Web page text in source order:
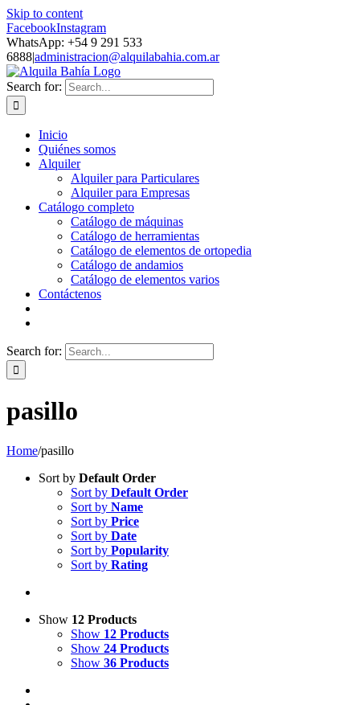
Skip to content
FacebookInstagram
WhatsApp: +54 9 291 533
6888|administracion@alquilabahia.com.ar
Search for:
Inicio
Quiénes somos
Alquiler
Alquiler para Particulares
Alquiler para Empresas
Catálogo completo
Catálogo de máquinas
Catálogo de herramientas
Catálogo de elementos de ortopedia
Catálogo de andamios
Catálogo de elementos varios
Contáctenos
Search for:
pasillo
Home/pasillo
Sort by Default Order
Sort by Default Order
Sort by Name
Sort by Price
Sort by Date
Sort by Popularity
Sort by Rating
Show 12 Products
Show 12 Products
Show 24 Products
Show 36 Products